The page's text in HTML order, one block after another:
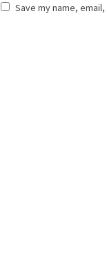
Save my name,